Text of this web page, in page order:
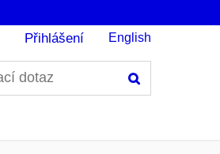
Přihlášení English